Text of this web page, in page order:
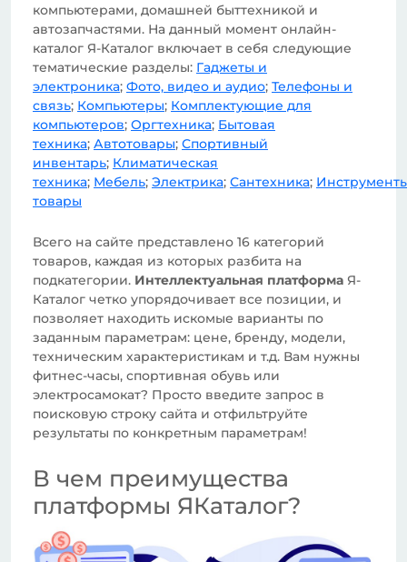
компьютерами, домашней быттехникой и
автозапчастями. На данный момент онлайн-
каталог Я-Каталог включает в себя следующие
тематические разделы: Гаджеты и
электроника; Фото, видео и аудио; Телефоны и
связь; Компьютеры; Комплектующие для
компьютеров; Оргтехника; Бытовая
техника; Автотовары; Спортивный
инвентарь; Климатическая
техника; Мебель; Электрика; Сантехника;
товары
Всего на сайте представлено 16 категорий
товаров, каждая из которых разбита на
подкатегории. Интеллектуальная платформа Я-
Каталог четко упорядочивает все позиции, и
позволяет находить искомые варианты по
заданным параметрам: цене, бренду, модели,
техническим характеристикам и т.д. Вам нужны
фитнес-часы, спортивная обувь или
электросамокат? Просто введите запрос в
поисковую строку сайта и отфильтруйте
результаты по конкретным параметрам!
В чем преимущества
платформы ЯКаталог?